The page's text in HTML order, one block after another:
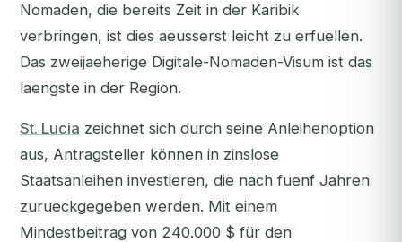
Nomaden, die bereits Zeit in der Karibik
verbringen, ist dies aeusserst leicht zu erfuellen.
Das zweijaeherige Digitale-Nomaden-Visum ist das
laengste in der Region.
St. Lucia zeichnet sich durch seine Anleihenoption
aus, Antragsteller können in zinslose
Staatsanleihen investieren, die nach fuenf Jahren
zurueckgegeben werden. Mit einem
Mindestbeitrag von 240.000 $ für den